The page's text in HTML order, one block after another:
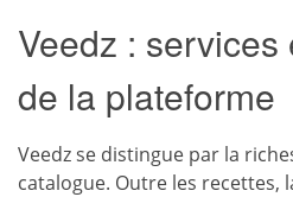
Veedz : services
de la plateforme
Veedz se distingue par la
catalogue. Outre les recettes,